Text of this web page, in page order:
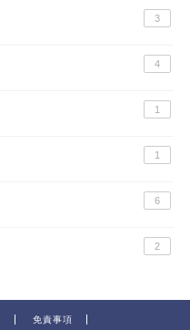
3
4
1
1
6
2
免責事項